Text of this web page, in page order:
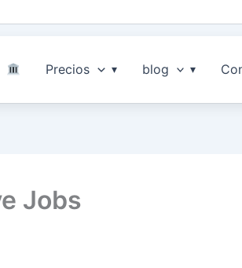
Precios blog
Jobs